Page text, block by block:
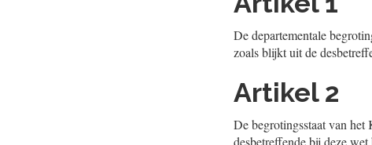
De departementale
zoals blijkt uit de
Artikel 2
De begrotingsstaat van
desbetreffende bij deze wet